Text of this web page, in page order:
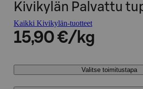
Kivikylän Palvattu
Kaikki Kivikylän-tuotteet
15,90 €/kg
Valitse toimitustapa